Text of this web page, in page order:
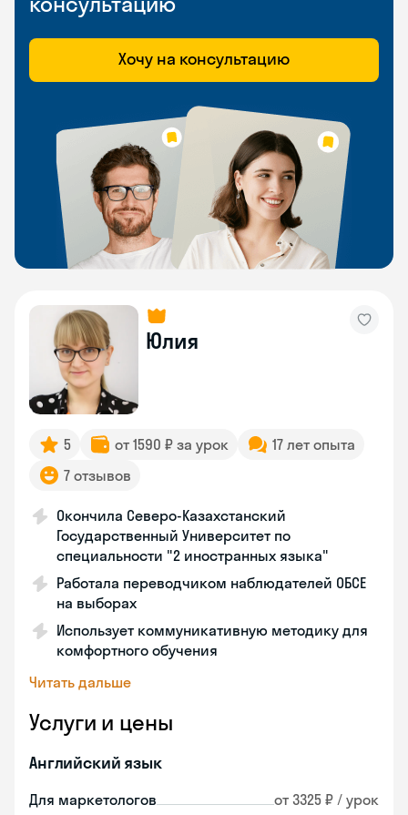
Хочу на консультацию
Юлия
5 от 1590 ₽ за урок
17 лет опыта
7 отзывов
Окончила Северо-Казахстанский
Государственный Университет по
специальности "2 иностранных языка"
Работала переводчиком наблюдателей ОБСЕ
на выборах
Использует коммуникативную методику для
комфортного обучения
Читать дальше
Услуги и цены
Английский язык
Для маркетологов от 3325 ₽ / урок